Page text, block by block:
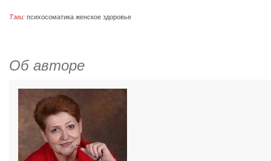
Тэги: психосоматика женское здоровье
Об авторе